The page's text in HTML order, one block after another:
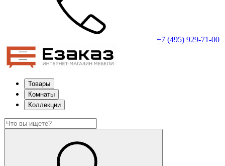
+7 (495) 929-71-00
Товары
Комнаты
Коллекции